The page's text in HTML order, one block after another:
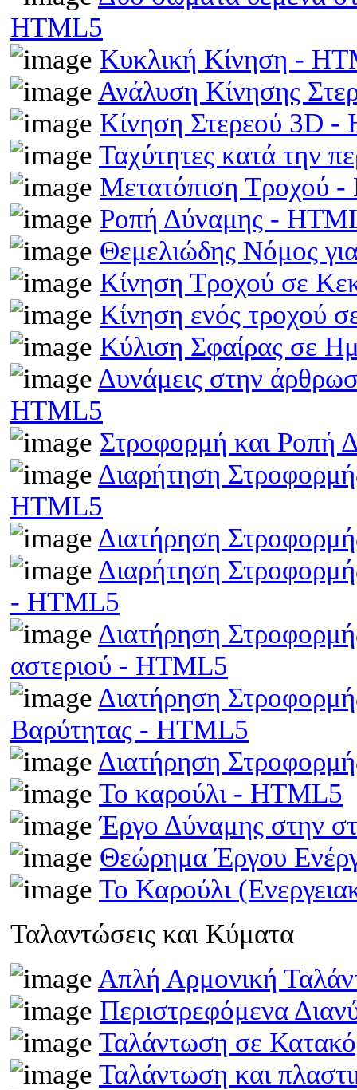
HTML5
Κυκλική Κίνηση -
Ανάλυση Κίνησης
Κίνηση Στερεού 3D -
Ταχύτητες κατά την
Μετατόπιση Τροχού
Ροπή Δύναμης -
Θεμελιώδης Νόμος
Κίνηση Τροχού σε
Κίνηση ενός τροχού
Κύλιση Σφαίρας σε
Δυνάμεις στην
HTML5
Στροφορμή και Ροπή
Διαρήτηση
HTML5
Διατήρηση
Διαρήτηση
- HTML5
Διατήρηση
αστεριού - HTML5
Διατήρηση
Βαρύτητας - HTML5
Διατήρηση
Το καρούλι - HTML5
Έργο Δύναμης στην
Θεώρημα Έργου
Το Καρούλι
Ταλαντώσεις και Κύματα
Απλή Αρμονική
Περιστρεφόμενα
Ταλάντωση σε
Ταλάντωση και